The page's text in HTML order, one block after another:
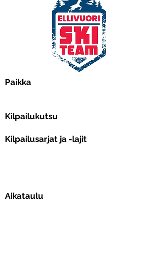
Paikka
​​Kilpailukutsu
Kilpailusarjat ja -lajit
Aikataulu